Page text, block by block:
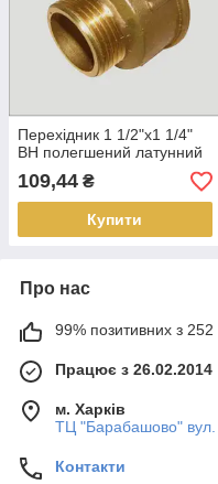
Перехідник 1 1/2"х1 1/4"
ВН полегшений латунний
109,44 ₴
Купити
Про нас
99% позитивних з 252
Працює з 26.02.2014
м. Харків
ТЦ "Барабашово" вул.
Контакти